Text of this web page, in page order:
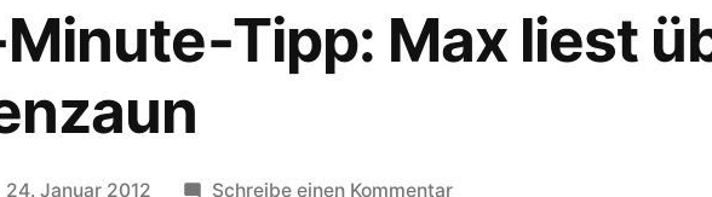
Tipp: Max liest
24. Januar 2012 Schreibe einen Kommentarzu